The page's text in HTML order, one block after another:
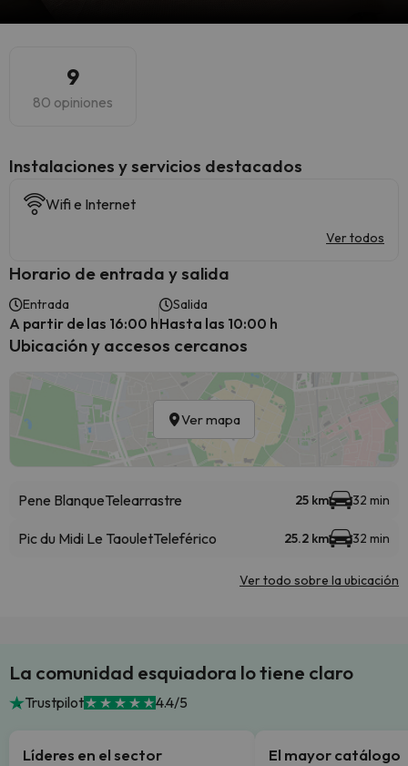
9
80 opiniones
Instalaciones y servicios destacados
Wifi e Internet
Ver todos
Horario de entrada y salida
Entrada
A partir de las 16:00 h
Salida
Hasta las 10:00 h
Ubicación y accesos cercanos
Ver mapa
Pene BlanqueTelearrastre 25 km 32 min
Pic du Midi Le TaouletTeleférico 25.2 km 32 min
Ver todo sobre la ubicación
La comunidad esquiadora lo tiene claro
Trustpilot 4.4/5
Líderes en el sector El mayor catálogo